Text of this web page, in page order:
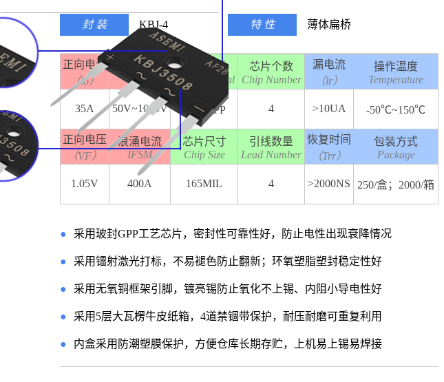
封 装 KBJ-4 特 性 薄体扁桥
正向电流
（lo）
反向耐压
VRRM
芯片材质
Chip Material
芯片个数
Chip Number
漏电流
（lr）
操作温度
Temperature
35A 50V~1000V 光阻GPP 4 >10UA -50℃~150℃
正向电压
（VF）
浪涌电流
IFSM
芯片尺寸
Chip Size
引线数量
Lead Number
恢复时间
（Trr）
包装方式
Package
1.05V 400A 165MIL 4 >2000NS 250/盒；2000/箱
● 采用玻封GPP工艺芯片，密封性可靠性好，防止电性出现衰降情况
● 采用镭射激光打标，不易褪色防止翻新；环氧塑脂塑封稳定性好
● 采用无氧铜框架引脚，镀亮锡防止氧化不上锡、内阻小导电性好
● 采用5层大瓦楞牛皮纸箱，4道禁锢带保护，耐压耐磨可重复利用
● 内盒采用防潮塑膜保护，方便仓库长期存贮，上机易上锡易焊接